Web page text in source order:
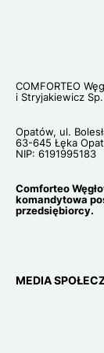
COMFORTEO
i Stryjakiewicz
Opatów, ul.
63-645 Łęka
NIP: 6191995183
Comforteo
komandytowa
przedsiębiorcy.
MEDIA